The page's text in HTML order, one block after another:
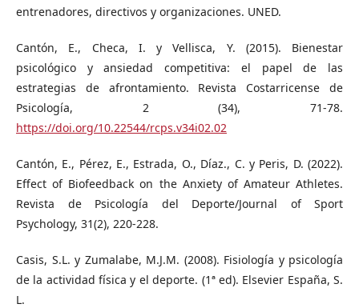
entrenadores, directivos y organizaciones. UNED.
Cantón, E., Checa, I. y Vellisca, Y. (2015). Bienestar
psicológico y ansiedad competitiva: el papel de las
estrategias de afrontamiento. Revista Costarricense de
Psicología, 2 (34), 71-78.
https://doi.org/10.22544/rcps.v34i02.02
Cantón, E., Pérez, E., Estrada, O., Díaz., C. y Peris, D. (2022).
Effect of Biofeedback on the Anxiety of Amateur Athletes.
Revista de Psicología del Deporte/Journal of Sport
Psychology, 31(2), 220-228.
Casis, S.L. y Zumalabe, M.J.M. (2008). Fisiología y psicología
de la actividad física y el deporte. (1ª ed). Elsevier España, S.
L.